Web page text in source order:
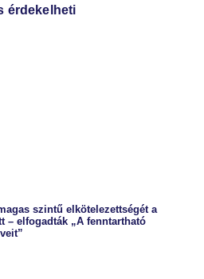
érdekelheti
szintű elkötelezettségét a
– elfogadták „A fenntartható